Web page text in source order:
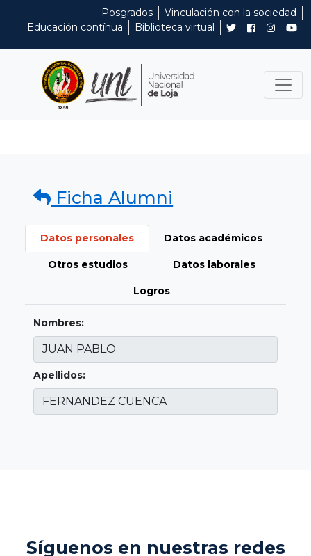
Posgrados
Vinculación con la sociedad
Educación contínua
Biblioteca virtual
Ficha Alumni
Datos personales Datos académicos
Otros estudios Datos laborales
Logros
Nombres:
Apellidos:
Síguenos en nuestras redes